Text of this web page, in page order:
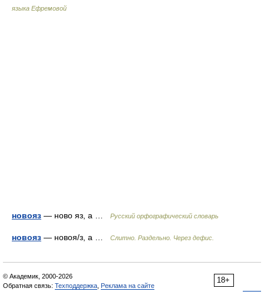
языка Ефремовой
новояз — ново яз, а … Русский орфографический словарь
новояз — новоя/з, а … Слитно. Раздельно. Через дефис.
18+
© Академик, 2000-2026
Обратная связь: Техподдержка Реклама на сайте